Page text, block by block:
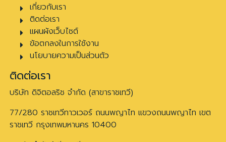
เกี่ยวกับเรา
ติดต่อเรา
แผนผังเว็บไซต์
ข้อตกลงในการใช้งาน
นโยบายความเป็นส่วนตัว
ติดต่อเรา
บริษัท ดิจิตอลริช จำกัด (สาขาราชเทวี)
77/280 ราชเทวีทาวเวอร์ ถนนพญาไท แขวงถนนพญาไท เขต
ราชเทวี กรุงเทพมหานคร 10400